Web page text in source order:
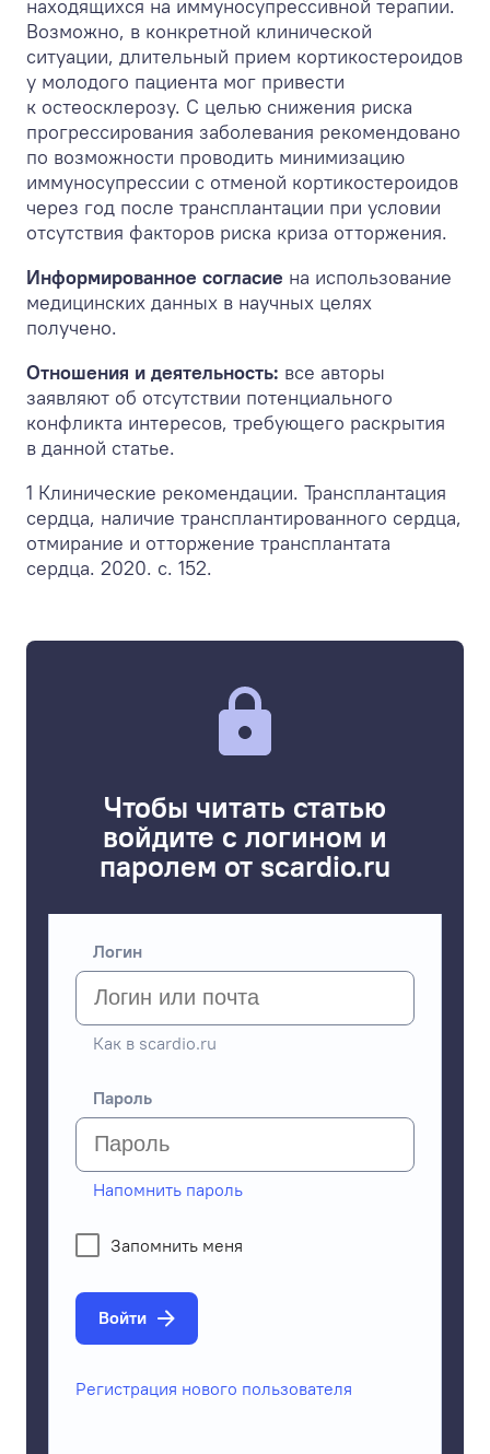
находящихся на иммуносупрессивной терапии.
Возможно, в конкретной клинической
ситуации, длительный прием кортикостероидов
у молодого пациента мог привести
к остеосклерозу. С целью снижения риска
прогрессирования заболевания рекомендовано
по возможности проводить минимизацию
иммуносупрессии с отменой кортикостероидов
через год после трансплантации при условии
отсутствия факторов риска криза отторжения.
Информированное согласие на использование
медицинских данных в научных целях
получено.
Отношения и деятельность: все авторы
заявляют об отсутствии потенциального
конфликта интересов, требующего раскрытия
в данной статье.
1 Клинические рекомендации. Трансплантация
сердца, наличие трансплантированного сердца,
отмирание и отторжение трансплантата
сердца. 2020. c. 152.
Чтобы читать статью
войдите с логином и
паролем от scardio.ru
Логин
Как в scardio.ru
Пароль
Напомнить пароль
Запомнить меня
Войти
Регистрация нового пользователя